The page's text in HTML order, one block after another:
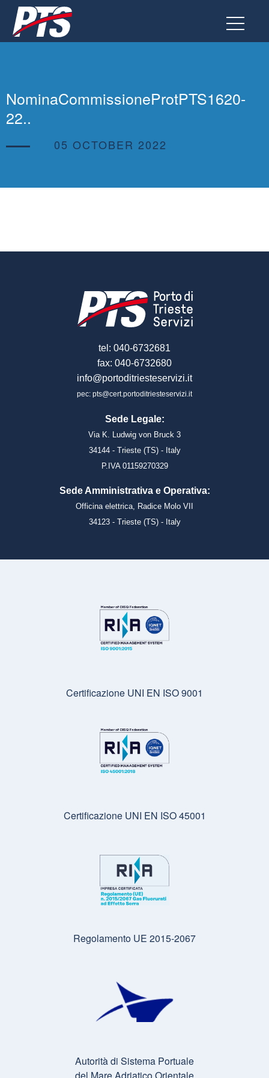
Go
to
the
NominaCommissioneProtPTS1620-
22..
05 OCTOBER 2022
tel: 040-6732681
fax: 040-6732680
info@portoditriesteservizi.it
pec: pts@cert.portoditriesteservizi.it
Sede Legale:
Via K. Ludwig von Bruck 3
34144 - Trieste (TS) - Italy
P.IVA 01159270329
Sede Amministrativa e Operativa:
Officina elettrica, Radice Molo VII
34123 - Trieste (TS) - Italy
Certificazione UNI EN ISO 9001
Certificazione UNI EN ISO 45001
Regolamento UE 2015-2067
Autorità di Sistema Portuale
del Mare Adriatico Orientale